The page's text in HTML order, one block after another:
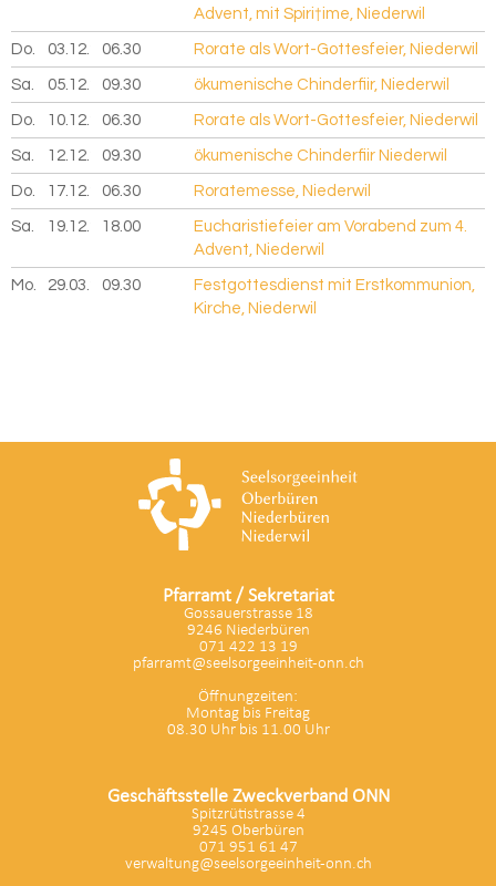
Advent, mit Spiri†ime, Niederwil
Do. 03.12. 2026
06.30 Rorate als Wort-Gottesfeier, Niederwil
Sa. 05.12. 2026
09.30 ökumenische Chinderfiir, Niederwil
Do. 10.12. 2026
06.30 Rorate als Wort-Gottesfeier, Niederwil
Sa. 12.12. 2026
09.30 ökumenische Chinderfiir Niederwil
Do. 17.12. 2026
06.30 Roratemesse, Niederwil
Sa. 19.12. 2026
18.00
Eucharistiefeier am Vorabend zum 4.
Advent, Niederwil
Mo. 29.03. 2027
09.30
Festgottesdienst mit Erstkommunion,
Kirche, Niederwil
Pfarramt / Sekretariat
Gossauerstrasse 18
9246 Niederbüren
071 422 13 19
pfarramt@seelsorgeeinheit-onn.ch
Öffnungzeiten:
Montag bis Freitag
08.30 Uhr bis 11.00 Uhr
Geschäftsstelle Zweckverband ONN
Spitzrütistrasse 4
9245 Oberbüren
071 951 61 47
verwaltung@seelsorgeeinheit-onn.ch